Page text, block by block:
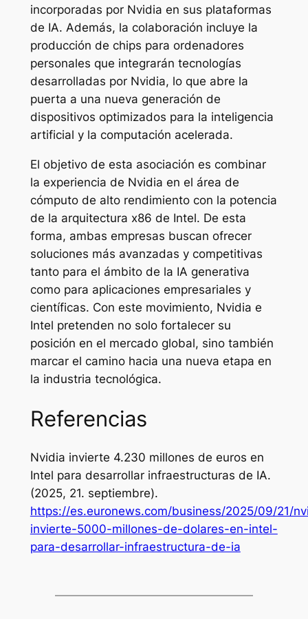
incorporadas por Nvidia en sus plataformas
de IA. Además, la colaboración incluye la
producción de chips para ordenadores
personales que integrarán tecnologías
desarrolladas por Nvidia, lo que abre la
puerta a una nueva generación de
dispositivos optimizados para la inteligencia
artificial y la computación acelerada.
El objetivo de esta asociación es combinar
la experiencia de Nvidia en el área de
cómputo de alto rendimiento con la potencia
de la arquitectura x86 de Intel. De esta
forma, ambas empresas buscan ofrecer
soluciones más avanzadas y competitivas
tanto para el ámbito de la IA generativa
como para aplicaciones empresariales y
científicas. Con este movimiento, Nvidia e
Intel pretenden no solo fortalecer su
posición en el mercado global, sino también
marcar el camino hacia una nueva etapa en
la industria tecnológica.
Referencias
Nvidia invierte 4.230 millones de euros en
Intel para desarrollar infraestructuras de IA.
(2025, 21. septiembre).
https://es.euronews.com/business/2025/09/21/
invierte-5000-millones-de-dolares-en-intel-
para-desarrollar-infraestructura-de-ia